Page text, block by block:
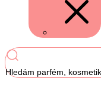
Hledám parfém,